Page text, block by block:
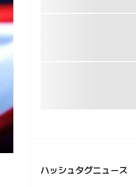
ハッシュタグニュース